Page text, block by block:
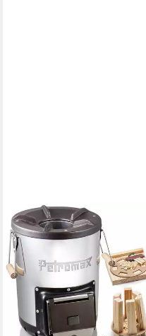
PETROMAX
Feuerstelle Notversorgung
Raketenofen rf33 Feuerstelle
Kochen o. Strom + Feuerkit,
(Set, 2-St)
159,00 €
lieferbar - in 4-5 Werktagen bei dir